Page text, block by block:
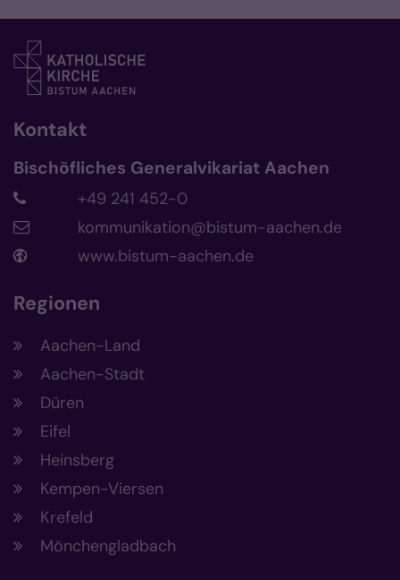
Kontakt
Bischöfliches Generalvikariat Aachen
+49 241 452-0
kommunikation@bistum-aachen.de
www.bistum-aachen.de
Regionen
Aachen-Land
Aachen-Stadt
Düren
Eifel
Heinsberg
Kempen-Viersen
Krefeld
Mönchengladbach